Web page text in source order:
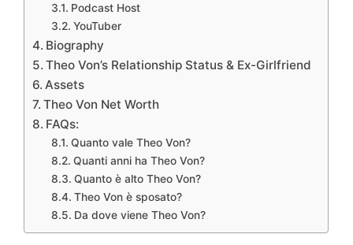
Podcast Host
YouTuber
Biography
Theo Von’s Relationship Status & Ex-Girlfriend
Assets
Theo Von Net Worth
FAQs:
Quanto vale Theo Von?
Quanti anni ha Theo Von?
Quanto è alto Theo Von?
Theo Von è sposato?
Da dove viene Theo Von?